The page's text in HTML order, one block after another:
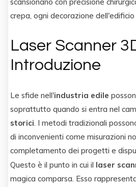
crepa, ogni decorazione
Laser Scanner
Introduzione
Le sfide nell'industria edile
soprattutto quando si entra nel
storici. I metodi tradizionali
di inconvenienti come misurazioni
completamento dei progetti e
Questo è il punto in cui il laser
magica comparsa. Esso